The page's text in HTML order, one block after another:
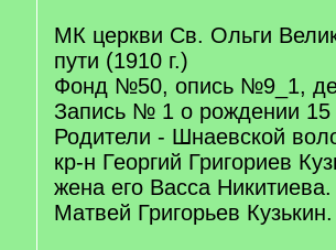
МК церкви Св. Ольги
пути (1910 г.)
Фонд №50, опись №9_1,
Запись № 1 о рождении 15
Родители - Шнаевской
кр-н Георгий Григориев
жена его Васса
Матвей Григорьев Кузькин.